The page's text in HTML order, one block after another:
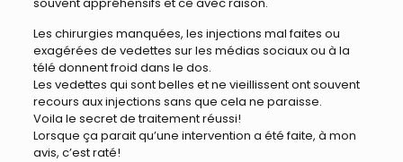
Les chirurgies manquées, les injections mal faites ou
exagérées de vedettes sur les médias sociaux ou à la
télé donnent froid dans le dos.
Les vedettes qui sont belles et ne vieillissent ont souvent
recours aux injections sans que cela ne paraisse.
Voila le secret de traitement réussi!
Lorsque ça parait qu’une intervention a été faite, à mon
avis, c’est raté!